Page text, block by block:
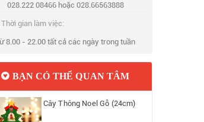
028.222 08466 hoặc 028.66563888
Thời gian làm việc:
8.00 - 22.00 tất cả các ngày trong tuần
BẠN CÓ THỂ QUAN TÂM
Cây Thông Noel Gỗ (24cm)